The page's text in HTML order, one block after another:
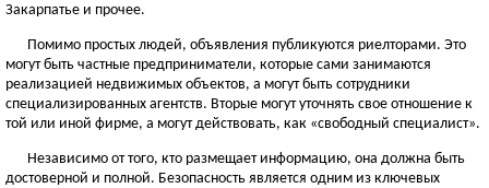
Закарпатье и прочее.
Помимо простых людей, объявления публикуются риелторами. Это
могут быть частные предприниматели, которые сами занимаются
реализацией недвижимых объектов, а могут быть сотрудники
специализированных агентств. Вторые могут уточнять свое отношение к
той или иной фирме, а могут действовать, как «свободный специалист».
Независимо от того, кто размещает информацию, она должна быть
достоверной и полной. Безопасность является одним из ключевых